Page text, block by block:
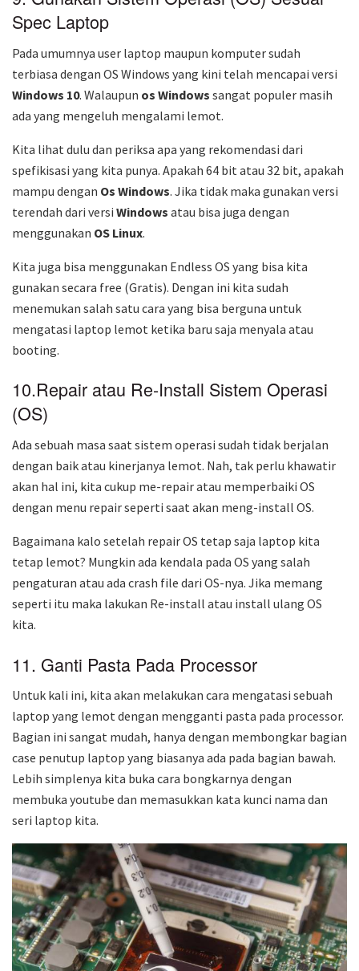
Spec Laptop
Pada umumnya user laptop maupun komputer sudah
terbiasa dengan OS Windows yang kini telah mencapai versi
Windows 10. Walaupun os Windows sangat populer masih
ada yang mengeluh mengalami lemot.
Kita lihat dulu dan periksa apa yang rekomendasi dari
spefikisasi yang kita punya. Apakah 64 bit atau 32 bit, apakah
mampu dengan Os Windows. Jika tidak maka gunakan versi
terendah dari versi Windows atau bisa juga dengan
menggunakan OS Linux.
Kita juga bisa menggunakan Endless OS yang bisa kita
gunakan secara free (Gratis). Dengan ini kita sudah
menemukan salah satu cara yang bisa berguna untuk
mengatasi laptop lemot ketika baru saja menyala atau
booting.
10.Repair atau Re-Install Sistem Operasi
(OS)
Ada sebuah masa saat sistem operasi sudah tidak berjalan
dengan baik atau kinerjanya lemot. Nah, tak perlu khawatir
akan hal ini, kita cukup me-repair atau memperbaiki OS
dengan menu repair seperti saat akan meng-install OS.
Bagaimana kalo setelah repair OS tetap saja laptop kita
tetap lemot? Mungkin ada kendala pada OS yang salah
pengaturan atau ada crash file dari OS-nya. Jika memang
seperti itu maka lakukan Re-install atau install ulang OS
kita.
11. Ganti Pasta Pada Processor
Untuk kali ini, kita akan melakukan cara mengatasi sebuah
laptop yang lemot dengan mengganti pasta pada processor.
Bagian ini sangat mudah, hanya dengan membongkar bagian
case penutup laptop yang biasanya ada pada bagian bawah.
Lebih simplenya kita buka cara bongkarnya dengan
membuka youtube dan memasukkan kata kunci nama dan
seri laptop kita.